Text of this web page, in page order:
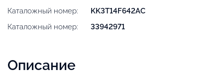
Каталожный номер:
KK3T14F642AC
Каталожный номер:
33942971
Описание